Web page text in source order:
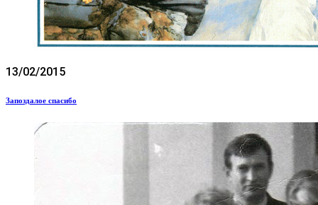
13/02/2015
Запоздалое спасибо